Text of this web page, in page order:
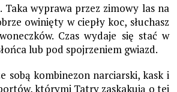
Taka wyprawa przez zimowy las na
owinięty w ciepły koc, słuchasz
Czas wydaje się stać w
lub pod spojrzeniem gwiazd.
sobą kombinezon narciarski, kask i
którymi Tatry zaskakują o tej